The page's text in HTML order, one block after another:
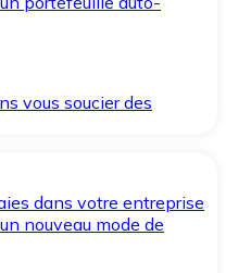
vous soucier des
dans votre entreprise
nouveau mode de